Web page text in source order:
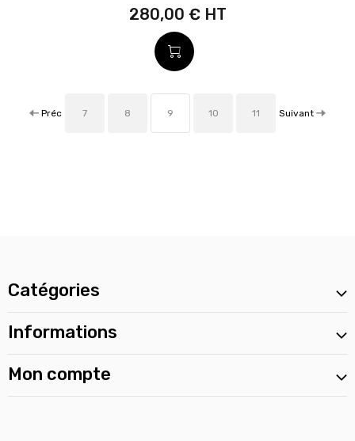
280,00 €
Préc 7 8 9 10 11 Suivant
Catégories
Informations
Mon compte